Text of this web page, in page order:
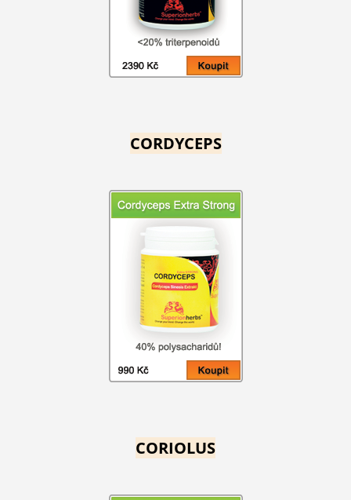
CORDYCEPS
CORIOLUS